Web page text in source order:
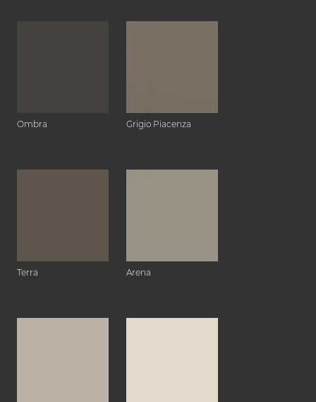
Ombra Grigio Piacenza
Terra Arena